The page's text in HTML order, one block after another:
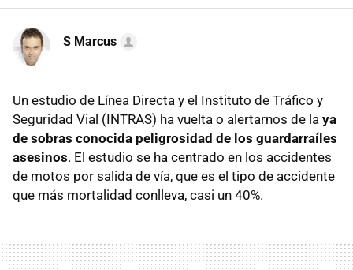
S Marcus
Un estudio de Línea Directa y el Instituto de Tráfico y
Seguridad Vial (INTRAS) ha vuelta o alertarnos de la ya
de sobras conocida peligrosidad de los guardarraíles
asesinos. El estudio se ha centrado en los accidentes
de motos por salida de vía, que es el tipo de accidente
que más mortalidad conlleva, casi un 40%.